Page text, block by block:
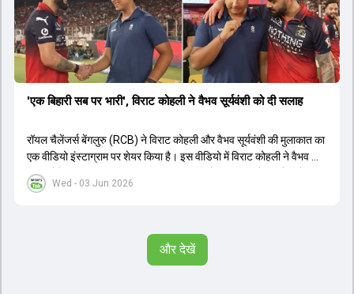
Wed - 03 Jun 2026
'एक बिहारी सब पर भारी', विराट कोहली ने वैभव सूर्यवंशी को दी सलाह
रॉयल चैलेंजर्स बेंगलुरु (RCB) ने विराट कोहली और वैभव सूर्यवंशी की मुलाकात का
एक वीडियो इंस्टाग्राम पर शेयर किया है। इस वीडियो में विराट कोहली ने वैभव को
सलाह देते हुए कहा, 'एक बिहारी सब पर भारी। बस गेम खत्म।' कोहली ने उन्हें खुद
पर विश्वास रखने और नकारात्मक बातों पर ध्यान न देने की सलाह दी। आईपीएल
सीरीज खेलेंगे। वहीं, विराट कोहली लंदन रवाना हो गए हैं और अगली वनडे सीरीज में
और देखें